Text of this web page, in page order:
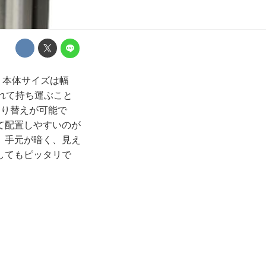
体サイズは幅
て持ち運ぶこと
替えが可能で
配置しやすいのが
元が暗く、見え
てもピッタリで